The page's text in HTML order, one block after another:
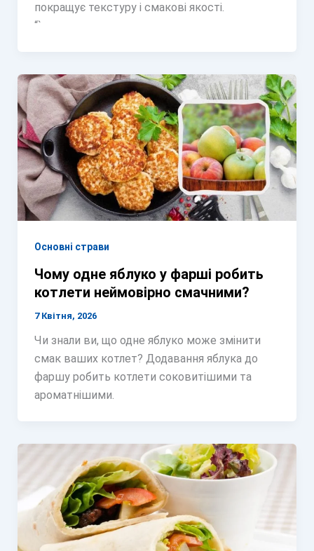
покращує текстуру і смакові якості.
“`
Основні страви
Чому одне яблуко у фарші робить
котлети неймовірно смачними?
7 Квітня, 2026
Чи знали ви, що одне яблуко може змінити
смак ваших котлет? Додавання яблука до
фаршу робить котлети соковитішими та
ароматнішими.